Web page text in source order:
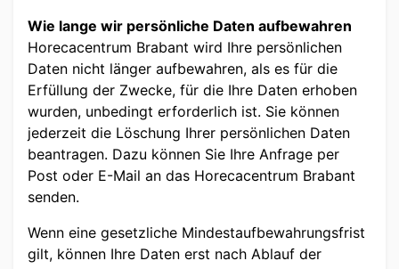
Wie lange wir persönliche Daten aufbewahren
Horecacentrum Brabant wird Ihre persönlichen
Daten nicht länger aufbewahren, als es für die
Erfüllung der Zwecke, für die Ihre Daten erhoben
wurden, unbedingt erforderlich ist. Sie können
jederzeit die Löschung Ihrer persönlichen Daten
beantragen. Dazu können Sie Ihre Anfrage per
Post oder E-Mail an das Horecacentrum Brabant
senden.
Wenn eine gesetzliche Mindestaufbewahrungsfrist
gilt, können Ihre Daten erst nach Ablauf der